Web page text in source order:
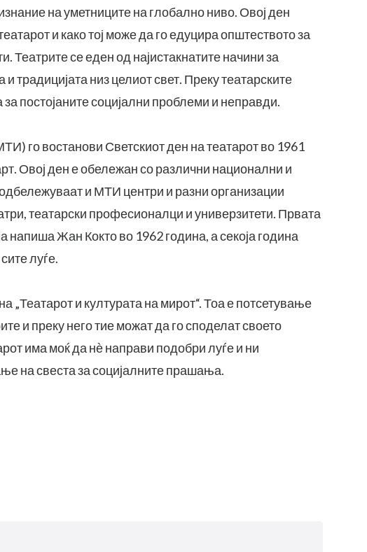
на уметниците на глобално ниво. Овој ден
и како тој може да го едуцира општеството за
Театрите се еден од најистакнатите начини за
традицијата низ целиот свет. Преку театарските
постојаните социјални проблеми и неправди.
го востанови Светскиот ден на театарот во 1961
Овој ден е обележан со различни национални и
и МТИ центри и разни организации
театарски професионалци и универзитети. Првата
напиша Жан Кокто во 1962 година, а секоја година
луѓе.
„Театарот и културата на мирот“. Тоа е потсетување
и преку него тие можат да го споделат своето
има моќ да нѐ направи подобри луѓе и ни
на свеста за социјалните прашања.